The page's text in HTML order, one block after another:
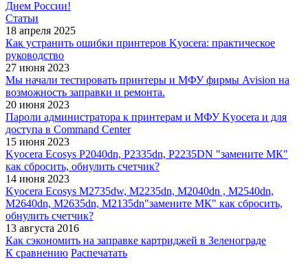
Днем России!
Статьи
18 апреля 2025
Как устранить ошибки принтеров Kyocera: практическое
руководство
27 июня 2023
Мы начали тестировать принтеры и МФУ фирмы Avision на
возможность заправки и ремонта.
20 июня 2023
Пароли администратора к принтерам и МФУ Kyocera и для
доступа в Command Center
15 июня 2023
Kyocera Ecosys P2040dn, P2335dn, P2235DN "замените МК"
как сбросить, обнулить счетчик?
14 июня 2023
Kyocera Ecosys M2735dw, M2235dn, M2040dn , M2540dn,
M2640dn, M2635dn, M2135dn"замените МК" как сбросить,
обнулить счетчик?
13 августа 2016
Как сэкономить на заправке картриджей в Зеленограде
К сравнению Распечатать